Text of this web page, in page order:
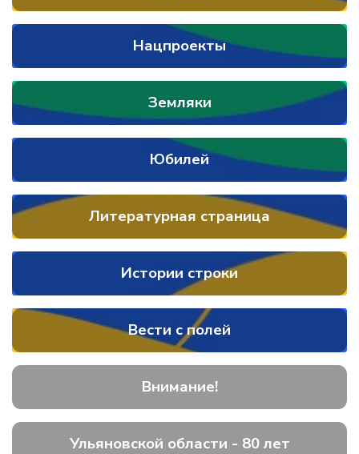
Нацпроекты
Земляки
Юбилей
Литературная страница
Истории строки
Вести с полей
Внимание!
Ульяновской области - 80 лет